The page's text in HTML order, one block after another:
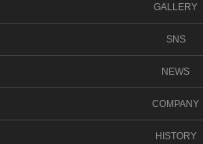
GALLERY
SNS
NEWS
COMPANY
HISTORY